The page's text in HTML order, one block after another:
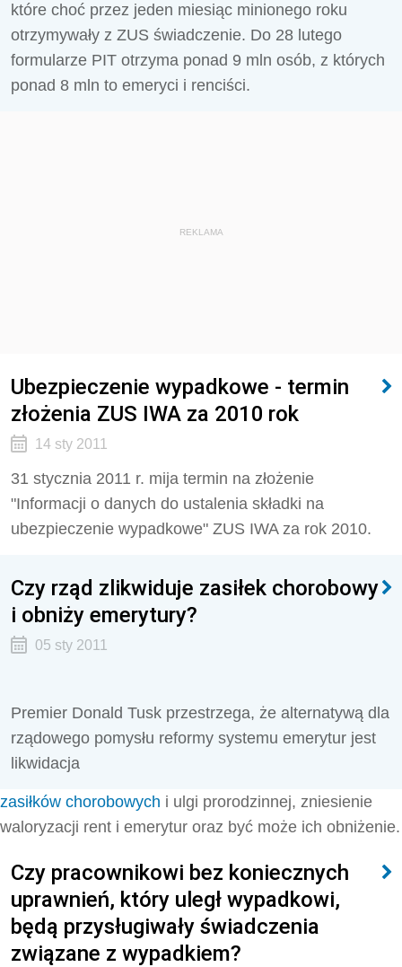
które choć przez jeden miesiąc minionego roku
otrzymywały z ZUS świadczenie. Do 28 lutego
formularze PIT otrzyma ponad 9 mln osób, z których
ponad 8 mln to emeryci i renciści.
REKLAMA
Ubezpieczenie wypadkowe - termin
złożenia ZUS IWA za 2010 rok
14 sty 2011
31 stycznia 2011 r. mija termin na złożenie
"Informacji o danych do ustalenia składki na
ubezpieczenie wypadkowe" ZUS IWA za rok 2010.
Czy rząd zlikwiduje zasiłek chorobowy
i obniży emerytury?
05 sty 2011
Premier Donald Tusk przestrzega, że alternatywą dla
rządowego pomysłu reformy systemu emerytur jest
likwidacja
zasiłków chorobowych i ulgi prorodzinnej, zniesienie
waloryzacji rent i emerytur oraz być może ich obniżenie.
Czy pracownikowi bez koniecznych
uprawnień, który uległ wypadkowi,
będą przysługiwały świadczenia
związane z wypadkiem?